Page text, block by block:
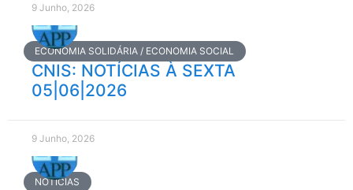
9 Junho, 2026
ECONOMIA SOLIDÁRIA / ECONOMIA SOCIAL
CNIS: NOTÍCIAS À SEXTA
05|06|2026
9 Junho, 2026
NOTÍCIAS